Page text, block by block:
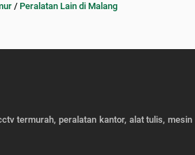
/ Peralatan Lain di Malang
termurah, peralatan kantor, alat tulis, mesin